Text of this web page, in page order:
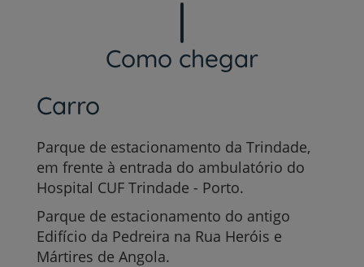
Como chegar
Carro
Parque de estacionamento da Trindade,
em frente à entrada do ambulatório do
Hospital CUF Trindade - Porto.
Parque de estacionamento do antigo
Edifício da Pedreira na Rua Heróis e
Mártires de Angola.